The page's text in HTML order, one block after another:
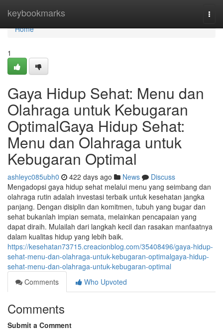
keybookmarks
Home
Home
1
Gaya Hidup Sehat: Menu dan
Olahraga untuk Kebugaran
OptimalGaya Hidup Sehat:
Menu dan Olahraga untuk
Kebugaran Optimal
ashleyc085ubh0 422 days ago News
Discuss
Mengadopsi gaya hidup sehat melalui menu yang seimbang dan
olahraga rutin adalah investasi terbaik untuk kesehatan jangka
panjang. Dengan disiplin dan komitmen, tubuh yang bugar dan
sehat bukanlah impian semata, melainkan pencapaian yang
dapat diraih. Mulailah dari langkah kecil dan rasakan manfaatnya
dalam kualitas hidup yang lebih baik.
https://kesehatan73715.creacionblog.com/35408496/gaya-hidup-
sehat-menu-dan-olahraga-untuk-kebugaran-optimalgaya-hidup-
sehat-menu-dan-olahraga-untuk-kebugaran-optimal
Comments
Who Upvoted
Comments
Submit a Comment